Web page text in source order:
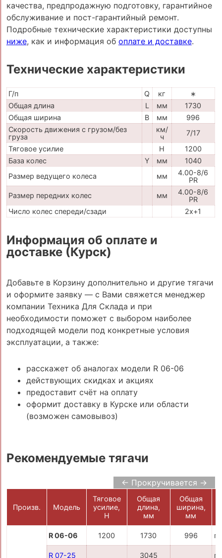
качества, предпродажную подготовку, гарантийное
обслуживание и пост-гарантийный ремонт.
Подробные технические характеристики доступны
ниже, как и информация об оплате и доставке.
Технические характеристики
Г/п Q кг
∗
Общая длина
L мм
1730
Общая ширина
B мм
996
Скорость движения с грузом/без
груза
км/
ч
7/17
Тяговое усилие
H
1200
База колес
Y мм
1040
Размер ведущего колеса
мм
4.00-8/6
PR
Размер передних колес
мм
4.00-8/6
PR
Число колес спереди/сзади
2x+1
Информация об оплате и
доставке (Курск)
Добавьте в Корзину дополнительно и другие тягачи
и оформите заявку — с Вами свяжется менеджер
компании Техника Для Склада и при
необходимости поможет с выбором наиболее
подходящей модели под конкретные условия
эксплуатации, а также:
расскажет об аналогах модели R 06-06
действующих скидках и акциях
предоставит счёт на оплату
оформит доставку в Курске или области
(возможен самовывоз)
Рекомендуемые тягачи
← Прокручивается →
Произв. Модель
Тяговое
усилие,
H
Общая
длина,
мм
Общая
ширина,
мм
R 06-06 1200 1730 996
R 07-25 3045